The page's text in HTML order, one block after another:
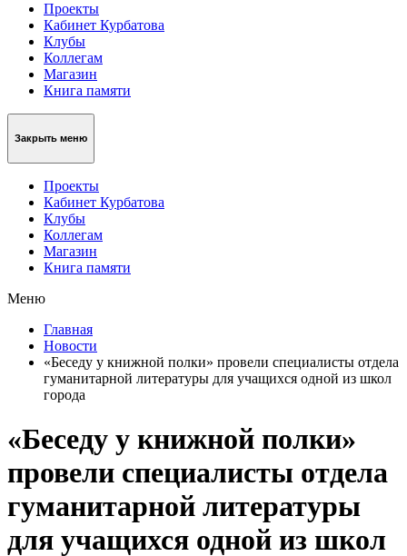
Проекты
Кабинет Курбатова
Клубы
Коллегам
Магазин
Книга памяти
Закрыть меню
Проекты
Кабинет Курбатова
Клубы
Коллегам
Магазин
Книга памяти
Меню
Главная
Новости
«Беседу у книжной полки» провели специалисты отдела
гуманитарной литературы для учащихся одной из школ
города
«Беседу у книжной полки»
провели специалисты отдела
гуманитарной литературы
для учащихся одной из школ